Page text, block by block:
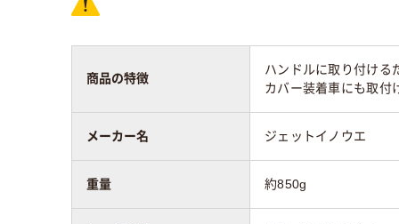
商品の特徴
ハンドルに取り付ける
カバー装着車にも取付
メーカー名 ジェットイノウエ
重量 約850g